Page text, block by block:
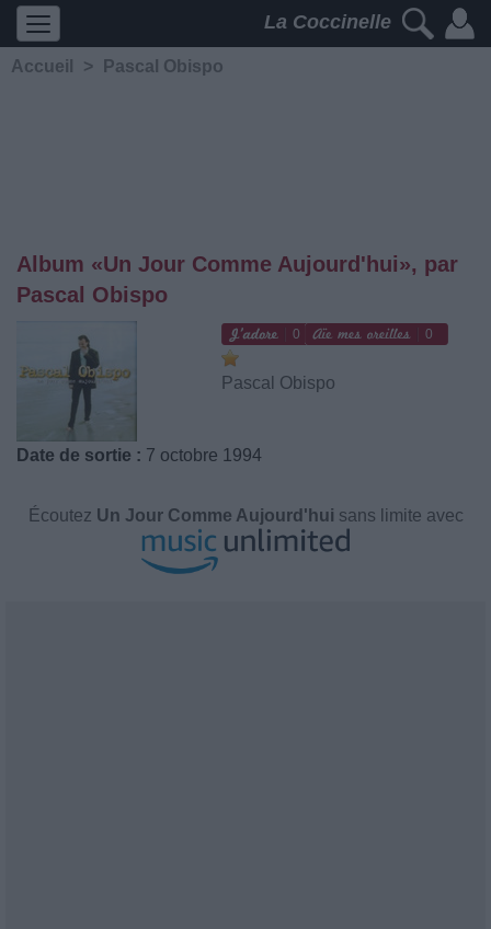
La Coccinelle
Accueil > Pascal Obispo
Album «Un Jour Comme Aujourd'hui», par
Pascal Obispo
0 0
Pascal Obispo
Date de sortie : 7 octobre 1994
Écoutez Un Jour Comme Aujourd'hui sans limite avec